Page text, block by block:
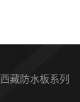
西藏防水板系列